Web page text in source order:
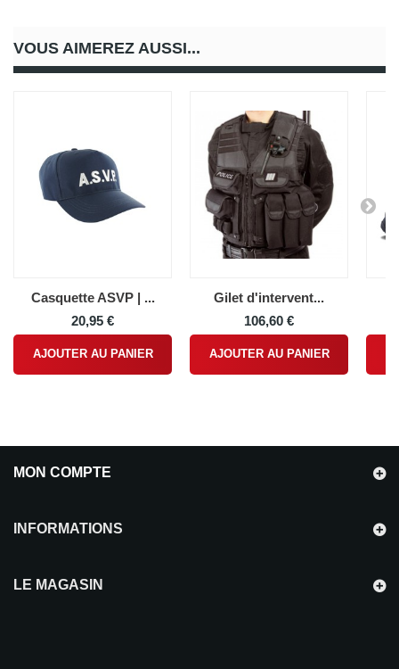
VOUS AIMEREZ AUSSI...
Casquette ASVP | ...
20,95 €
AJOUTER AU PANIER
Gilet d'intervent...
106,60 €
AJOUTER AU PANIER
MON COMPTE
INFORMATIONS
LE MAGASIN